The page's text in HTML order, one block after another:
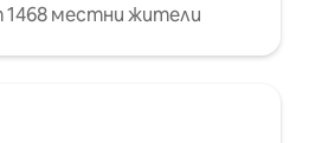
местни жители